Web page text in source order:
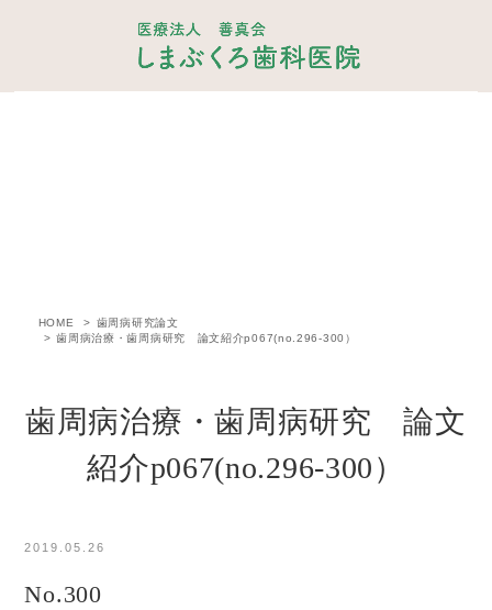
HOME
歯周病研究論文
歯周病治療・歯周病研究 論文紹介p067(no.296-300）
歯周病治療・歯周病研究 論文
紹介p067(no.296-300）
2019.05.26
No.300